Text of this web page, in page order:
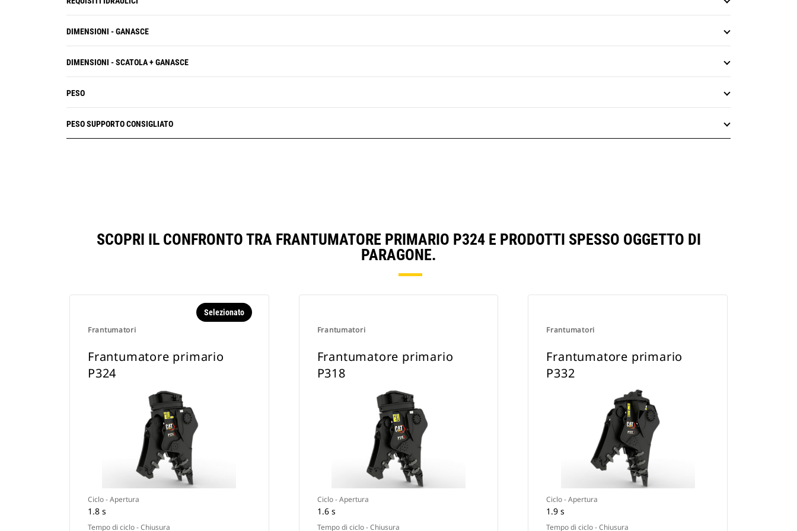
DIMENSIONI - GANASCE
DIMENSIONI - SCATOLA + GANASCE
PESO
PESO SUPPORTO CONSIGLIATO
SCOPRI IL CONFRONTO TRA FRANTUMATORE PRIMARIO P324 E PRODOTTI SPESSO OGGETTO DI
PARAGONE.
Frantumatori
Selezionato
Frantumatore primario
P324
Ciclo - Apertura
1.8 s
Tempo di ciclo - Chiusura
Frantumatori
Frantumatore primario
P318
Ciclo - Apertura
1.6 s
Tempo di ciclo - Chiusura
Frantumatori
Frantumatore primario
P332
Ciclo - Apertura
1.9 s
Tempo di ciclo - Chiusura